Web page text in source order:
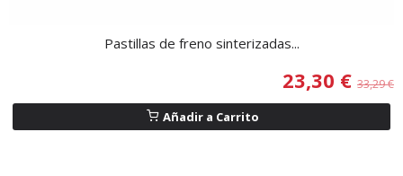
Pastillas de freno sinterizadas...
23,30 € 33,29 €
Añadir a Carrito